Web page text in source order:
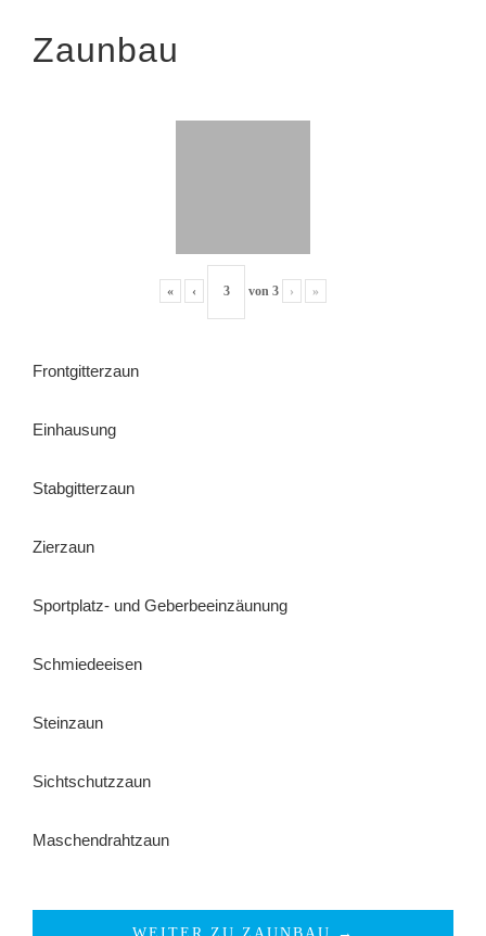
Zaunbau
« ‹ von 3 › »
Frontgitterzaun
Einhausung
Stabgitterzaun
Zierzaun
Sportplatz- und Geberbeeinzäunung
Schmiedeeisen
Steinzaun
Sichtschutzzaun
Maschendrahtzaun